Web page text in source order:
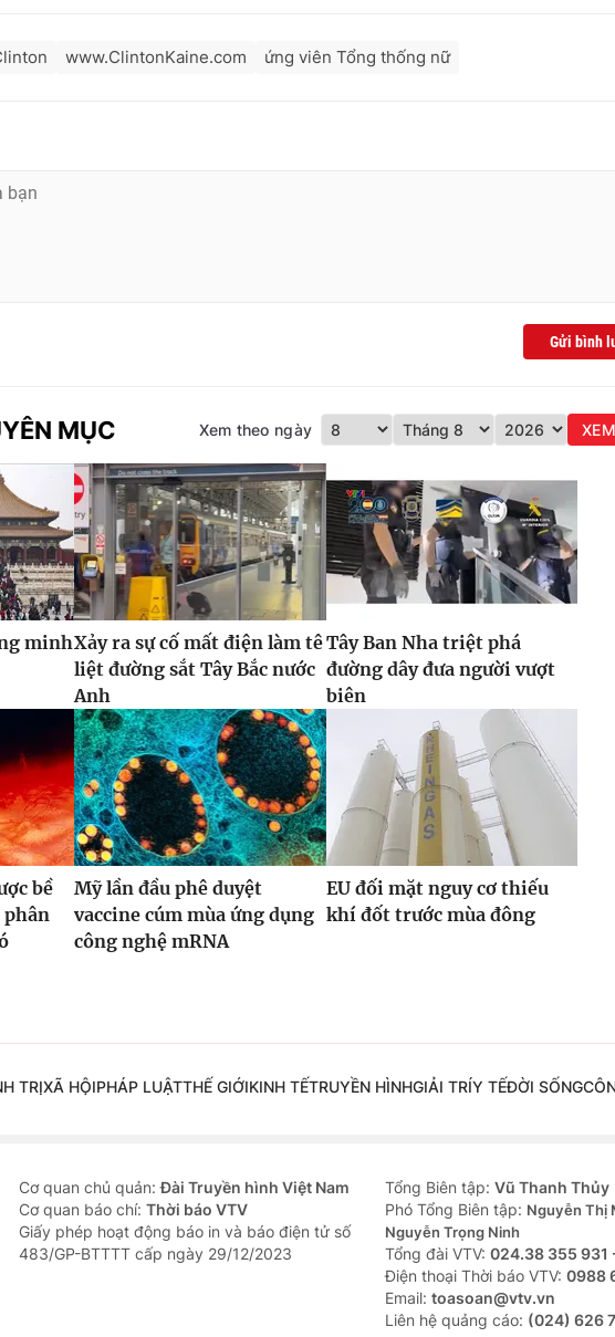
www.ClintonKaine.com ứng viên Tổng thống nữ
Gửi bình
MỤC Xem theo ngày XEM
minhXảy ra sự cố mất điện làm tê
liệt đường sắt Tây Bắc nước
Anh
Tây Ban Nha triệt phá
đường dây đưa người vượt
biên
bề
Mỹ lần đầu phê duyệt
vaccine cúm mùa ứng dụng
công nghệ mRNA
EU đối mặt nguy cơ thiếu
khí đốt trước mùa đông
TRỊXÃ HỘIPHÁP LUẬTTHẾ GIỚIKINH TẾTRUYỀN HÌNHGIẢI TRÍY TẾĐỜI SỐNG
Cơ quan chủ quản:Đài Truyền hình Việt Nam
Cơ quan báo chí: Thời báo VTV
Giấy phép hoạt động báo in và báo điện tử số
483/GP-BTTTT cấp ngày 29/12/2023
Tổng Biên tập: Vũ Thanh Thủy
Phó Tổng Biên tập: Nguyễn Thị
Nguyễn Trọng Ninh
Tổng đài VTV: 024.38 355 931
Ðiện thoại Thời báo VTV: 0988
Email: toasoan@vtv.vn
Liên hệ quảng cáo: (024) 626